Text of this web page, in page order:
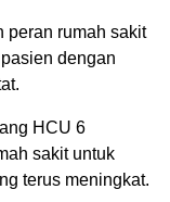
peran rumah sakit
dengan
HCU 6
sakit untuk
terus meningkat.